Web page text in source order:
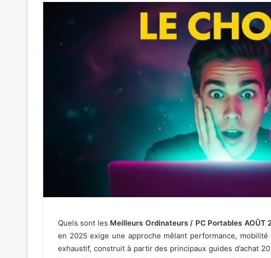
Quels sont les Meilleurs Ordinateurs / PC Portables AOÛT
en 2025 exige une approche mêlant performance,
exhaustif, construit à partir des principaux guides d’achat